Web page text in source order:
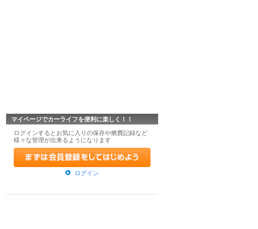
マイページでカーライフを便利に楽しく！！
ログインするとお気に入りの保存や燃費記録など
様々な管理が出来るようになります
ログイン